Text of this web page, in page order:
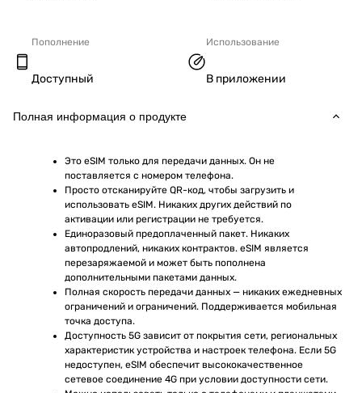
Пополнение
Доступный
Использование
В приложении
Полная информация о продукте
Это eSIM только для передачи данных. Он не
поставляется с номером телефона.
Просто отсканируйте QR-код, чтобы загрузить и
использовать eSIM. Никаких других действий по
активации или регистрации не требуется.
Единоразовый предоплаченный пакет. Никаких
автопродлений, никаких контрактов. eSIM является
перезаряжаемой и может быть пополнена
дополнительными пакетами данных.
Полная скорость передачи данных — никаких ежедневных
ограничений и ограничений. Поддерживается мобильная
точка доступа.
Доступность 5G зависит от покрытия сети, региональных
характеристик устройства и настроек телефона. Если 5G
недоступен, eSIM обеспечит высококачественное
сетевое соединение 4G при условии доступности сети.